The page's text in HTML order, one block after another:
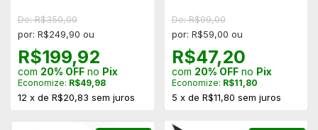
De: R$350,00
por: R$249,90 ou
R$199,92
com 20% OFF no Pix
Economize: R$49,98
12 x de R$20,83 sem juros
De: R$99,00
por: R$59,00 ou
R$47,20
com 20% OFFno Pix
Economize: R$11,80
5 x de R$11,80 sem juros